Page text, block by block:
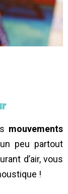
mouvements
peu partout
d’air, vous
!